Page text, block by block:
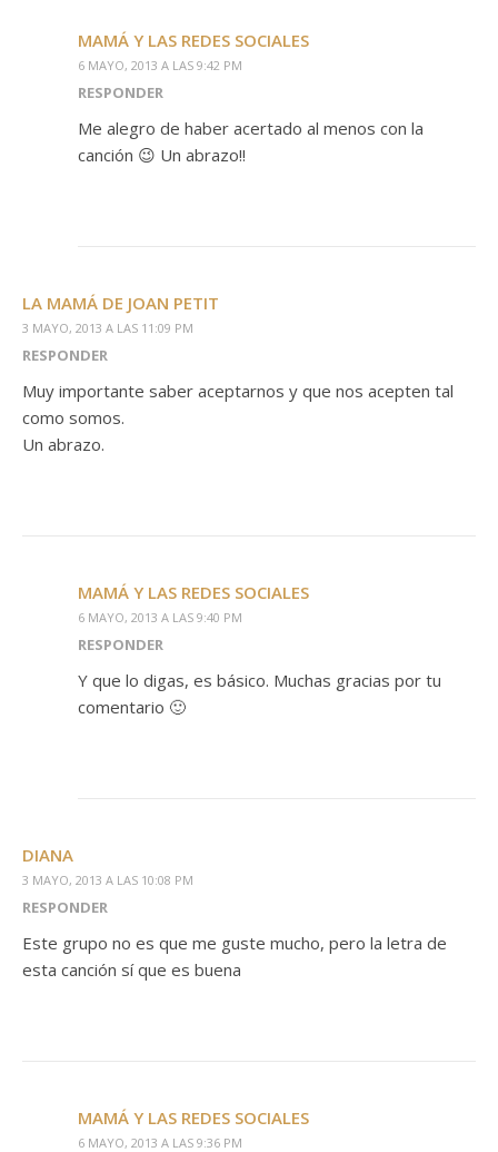
MAMÁ Y LAS REDES SOCIALES
6 MAYO, 2013 A LAS 9:42 PM
RESPONDER
Me alegro de haber acertado al menos con la
canción 😉 Un abrazo!!
LA MAMÁ DE JOAN PETIT
3 MAYO, 2013 A LAS 11:09 PM
RESPONDER
Muy importante saber aceptarnos y que nos acepten tal
como somos.
Un abrazo.
MAMÁ Y LAS REDES SOCIALES
6 MAYO, 2013 A LAS 9:40 PM
RESPONDER
Y que lo digas, es básico. Muchas gracias por tu
comentario 🙂
DIANA
3 MAYO, 2013 A LAS 10:08 PM
RESPONDER
Este grupo no es que me guste mucho, pero la letra de
esta canción sí que es buena
MAMÁ Y LAS REDES SOCIALES
6 MAYO, 2013 A LAS 9:36 PM